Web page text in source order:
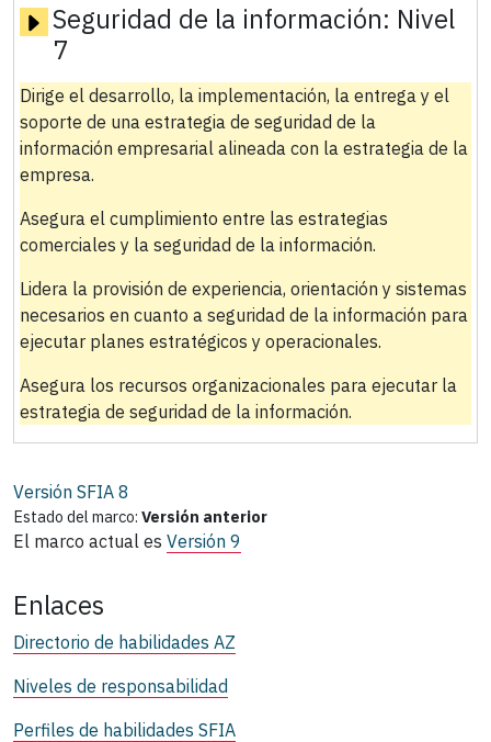
Seguridad de la información: Nivel
7
Dirige el desarrollo, la implementación, la entrega y el
soporte de una estrategia de seguridad de la
información empresarial alineada con la estrategia de la
empresa.
Asegura el cumplimiento entre las estrategias
comerciales y la seguridad de la información.
Lidera la provisión de experiencia, orientación y sistemas
necesarios en cuanto a seguridad de la información para
ejecutar planes estratégicos y operacionales.
Asegura los recursos organizacionales para ejecutar la
estrategia de seguridad de la información.
Versión SFIA 8
Estado del marco: Versión anterior
El marco actual es Versión 9
Enlaces
Directorio de habilidades AZ
Niveles de responsabilidad
Perfiles de habilidades SFIA